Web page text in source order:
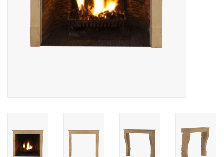
Tevreden Klanten
Antieke Marmers